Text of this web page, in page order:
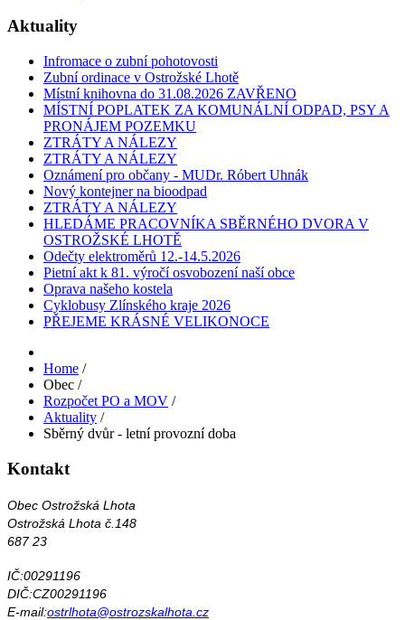
Aktuality
Infromace o zubní pohotovosti
Zubní ordinace v Ostrožské Lhotě
Místní knihovna do 31.08.2026 ZAVŘENO
MÍSTNÍ POPLATEK ZA KOMUNÁLNÍ ODPAD, PSY A
PRONÁJEM POZEMKU
ZTRÁTY A NÁLEZY
ZTRÁTY A NÁLEZY
Oznámení pro občany - MUDr. Róbert Uhnák
Nový kontejner na bioodpad
ZTRÁTY A NÁLEZY
HLEDÁME PRACOVNÍKA SBĚRNÉHO DVORA V
OSTROŽSKÉ LHOTĚ
Odečty elektroměrů 12.-14.5.2026
Pietní akt k 81. výročí osvobození naší obce
Oprava našeho kostela
Cyklobusy Zlínského kraje 2026
PŘEJEME KRÁSNÉ VELIKONOCE
Home /
Obec /
Rozpočet PO a MOV /
Aktuality /
Sběrný dvůr - letní provozní doba
Kontakt
Obec Ostrožská Lhota
Ostrožská Lhota č.148
687 23
IČ:00291196
DIČ:CZ00291196
E-mail:ostrlhota@ostrozskalhota.cz